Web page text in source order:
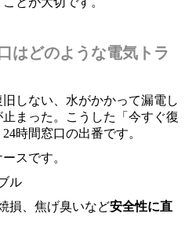
はどのような電気トラ
しない、水がかかって漏電し
まった。こうした「今すぐ復
時間窓口の出番です。
スです。
ル
損、焦げ臭いなど安全性に直